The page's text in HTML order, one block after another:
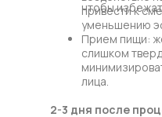
чтобы
привести к
уменьшению
Прием пищи:
слишком
лица.
2-3 дня после